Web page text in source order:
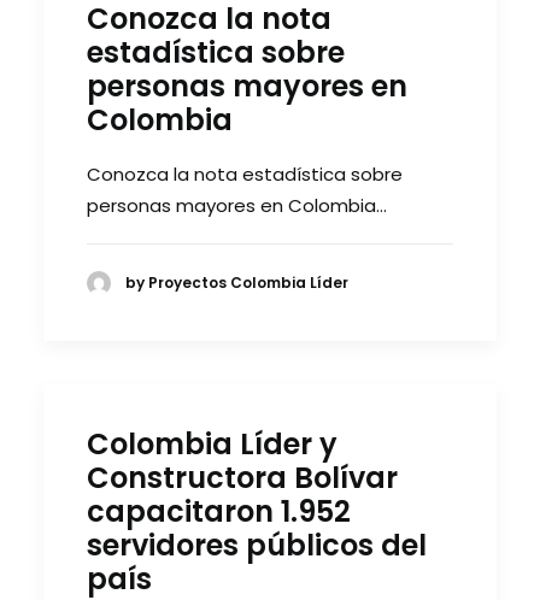
Conozca la nota
estadística sobre
personas mayores en
Colombia
Conozca la nota estadística sobre
personas mayores en Colombia…
by Proyectos Colombia Líder
Colombia Líder y
Constructora Bolívar
capacitaron 1.952
servidores públicos del
país